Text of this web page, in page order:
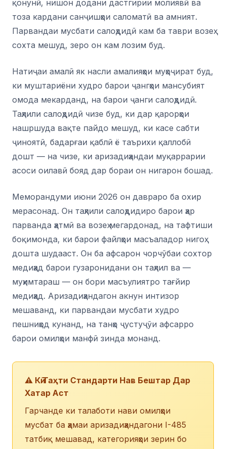
қонунӣ, нишон додани дастгирии молиявӣ ва
тоза кардани санҷишҳои саломатӣ ва амният.
Парвандаи мусбати салоҳдидӣ кам ба таври возеҳ
сохта мешуд, зеро он кам лозим буд.
Натиҷаи амалӣ як насли амалияҳои муҳоҷират буд,
ки муштариёни худро барои ҷангҳои мансубият
омода мекарданд, на барои ҷанги салоҳдидӣ.
Таҳлили салоҳдидӣ чизе буд, ки дар қарорҳои
нашршуда вақте пайдо мешуд, ки касе сабти
ҷиноятӣ, бадарғаи қаблӣ ё таърихи қаллобӣ
дошт — на чизе, ки аризадиҳандаи муқаррарии
асоси оилавӣ бояд дар бораи он нигарон бошад.
Меморандуми июни 2026 он давраро ба охир
мерасонад. Он таҳлили салоҳдидиро барои ҳар
парванда ҳатмӣ ва возеҳ мегардонад, на тафтиши
боқимонда, ки барои файлҳои масъаладор нигоҳ
дошта шудааст. Он ба афсарон чорчӯбаи сохтор
медиҳад барои гузаронидани он таҳлил ва —
муҳимтараш — он бори масъулиятро тағйир
медиҳад. Аризадиҳандагон акнун интизор
мешаванд, ки парвандаи мусбати худро
пешниҳод кунанд, на танҳо ҷустуҷӯи афсарро
барои омилҳои манфӣ зинда монанд.
⚠️ Кӣ Таҳти Стандарти Нав Бештар Дар
Хатар Аст
Гарчанде ки талаботи нави омилҳои
мусбат ба ҳамаи аризадиҳандагони I-485
татбиқ мешавад, категорияҳои зерин бо